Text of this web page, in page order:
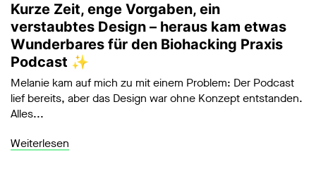
Kurze Zeit, enge Vorgaben, ein
verstaubtes Design – heraus kam etwas
Wunderbares für den Biohacking Praxis
Podcast ✨
Melanie kam auf mich zu mit einem Problem: Der Podcast
lief bereits, aber das Design war ohne Konzept entstanden.
Alles...
Weiterlesen